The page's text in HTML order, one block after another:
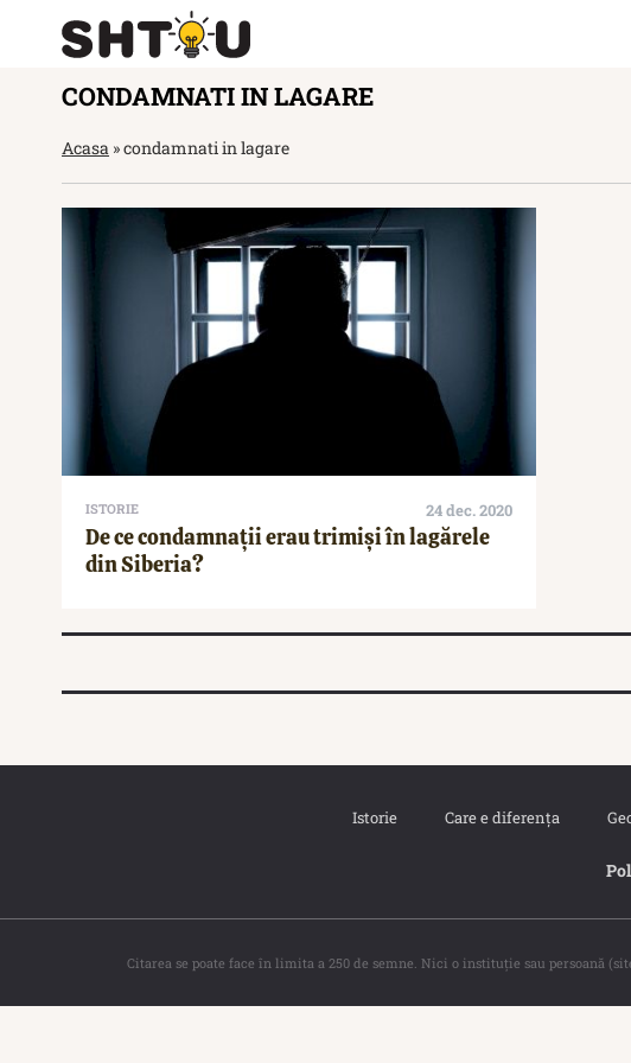
CONDAMNATI IN LAGARE
Acasa »condamnati in lagare
ISTORIE 24 dec. 2020
De ce condamnații erau trimiși în lagărele
din Siberia?
Istorie Care e diferența
Citarea se poate face în limita a 250 de semne. Nici o instituţie sau persoană